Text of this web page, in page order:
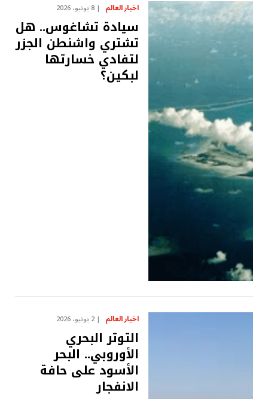
اخبار العالم 8 يونيو، 2026
سيادة تشاغوس.. هل
تشتري واشنطن الجزر
لتفادي خسارتها
لبكين؟
اخبار العالم 2 يونيو، 2026
التوتر البحري
الأوروبي.. البحر
الأسود على حافة
الانفجار